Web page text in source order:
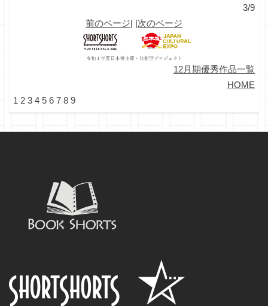
3/9
前のページ| |次のページ
12月期優秀作品一覧
HOME
1 2 3 4 5 6 7 8 9